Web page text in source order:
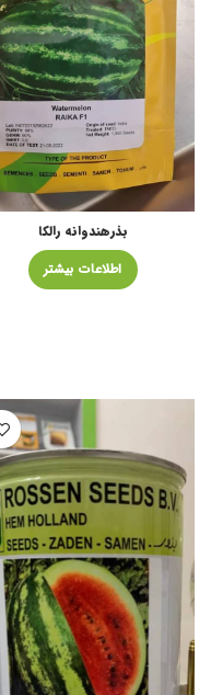
بذرهندوانه رالکا
اطلاعات بیشتر